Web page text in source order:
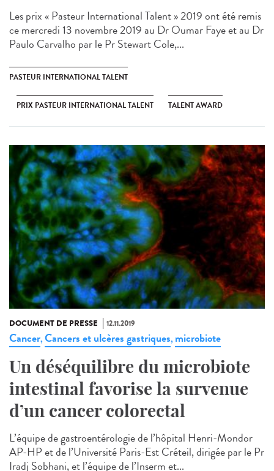
Les prix « Pasteur International Talent » 2019 ont été remis
ce mercredi 13 novembre 2019 au Dr Oumar Faye et au Dr
Paulo Carvalho par le Pr Stewart Cole,...
PASTEUR INTERNATIONAL TALENT
PRIX PASTEUR INTERNATIONAL TALENT TALENT AWARD
DOCUMENT DE PRESSE 12.11.2019
Cancer,Cancers et ulcères gastriques, microbiote
Un déséquilibre du microbiote
intestinal favorise la survenue
d’un cancer colorectal
L’équipe de gastroentérologie de l’hôpital Henri-Mondor
AP-HP et de l’Université Paris-Est Créteil, dirigée par le Pr
Iradj Sobhani, et l’équipe de l’Inserm et...